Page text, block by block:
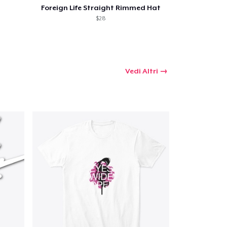
Foreign Life Straight Rimmed Hat
$28
Vedi Altri